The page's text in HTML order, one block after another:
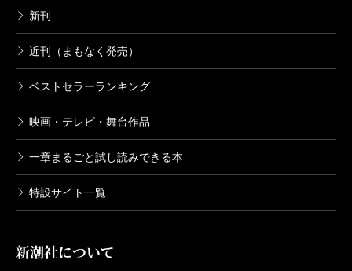
新刊
近刊（まもなく発売）
ベストセラーランキング
映画・テレビ・舞台作品
一章まるごと試し読みできる本
特設サイト一覧
新潮社について